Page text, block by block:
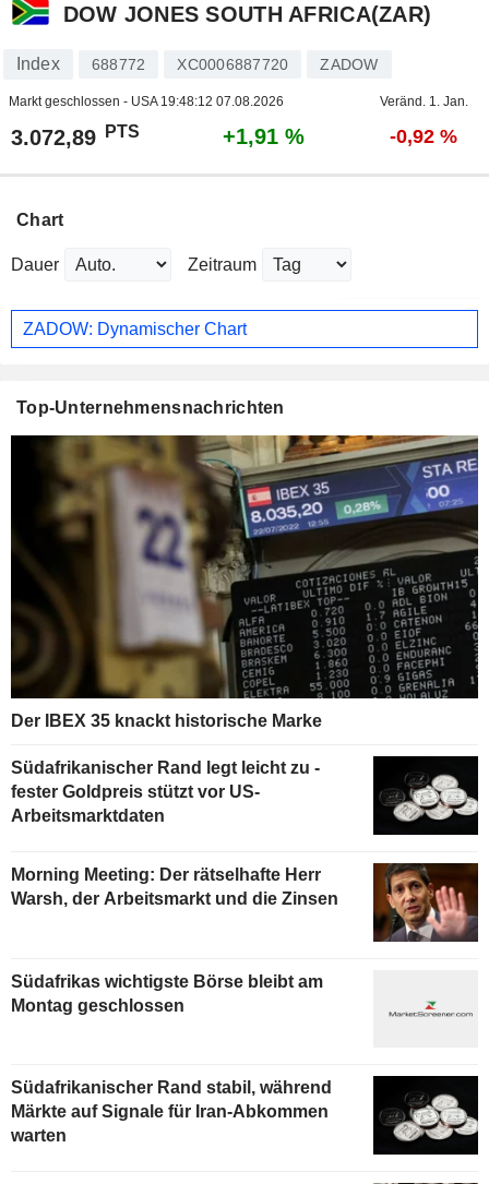
DOW JONES SOUTH AFRICA(ZAR)
Index 688772 XC0006887720 ZADOW
Markt geschlossen - USA 19:48:12 07.08.2026 Veränd. 1. Jan.
3.072,89 PTS +1,91 % -0,92 %
Chart
Dauer Zeitraum
ZADOW: Dynamischer Chart
Top-Unternehmensnachrichten
Der IBEX 35 knackt historische Marke
Südafrikanischer Rand legt leicht zu -
fester Goldpreis stützt vor US-
Arbeitsmarktdaten
Morning Meeting: Der rätselhafte Herr
Warsh, der Arbeitsmarkt und die Zinsen
Südafrikas wichtigste Börse bleibt am
Montag geschlossen
Südafrikanischer Rand stabil, während
Märkte auf Signale für Iran-Abkommen
warten